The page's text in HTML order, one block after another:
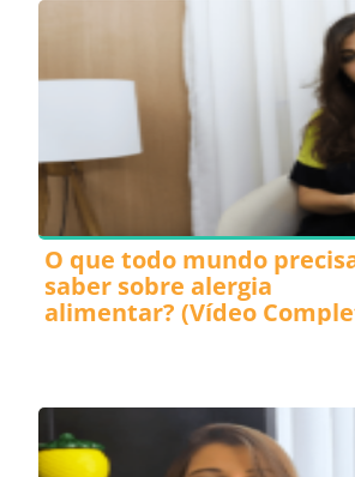
O que todo mundo
saber sobre alergia
alimentar? (Vídeo